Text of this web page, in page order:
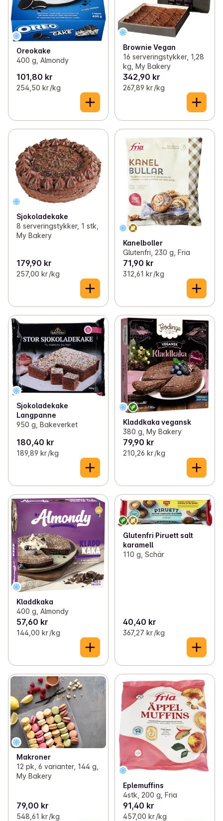
Oreokake
400 g, Almondy
101,80 kr
254,50 kr /kg
Brownie Vegan
16 serveringstykker, 1,28
kg, My Bakery
342,90 kr
267,89 kr /kg
Sjokoladekake
8 serveringstykker, 1 stk,
My Bakery
179,90 kr
257,00 kr /kg
Kanelboller
Glutenfri, 230 g, Fria
71,90 kr
312,61 kr /kg
Sjokoladekake
Langpanne
950 g, Bakeverket
180,40 kr
189,89 kr /kg
Kladdkaka vegansk
380 g, My Bakery
79,90 kr
210,26 kr /kg
Kladdkaka
400 g, Almondy
57,60 kr
144,00 kr /kg
Glutenfri Piruett salt
karamell
110 g, Schär
40,40 kr
367,27 kr /kg
Makroner
12 pk, 6 varianter, 144 g,
My Bakery
79,00 kr
548,61 kr /kg
Eplemuffins
4stk, 200 g, Fria
91,40 kr
457,00 kr /kg